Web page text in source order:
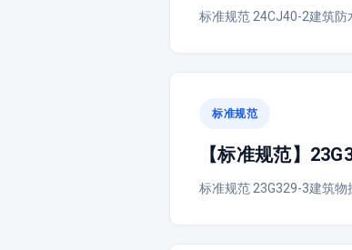
标准规范 24CJ40-2建筑防
标准规范
【标准规范】
标准规范 23G329-3建筑物